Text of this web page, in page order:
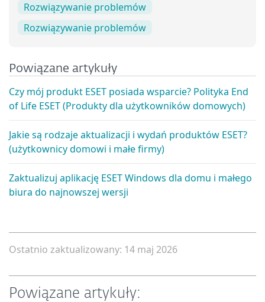
Rozwiązywanie problemów
Rozwiązywanie problemów
Powiązane artykuły
Czy mój produkt ESET posiada wsparcie? Polityka End
of Life ESET (Produkty dla użytkowników domowych)
Jakie są rodzaje aktualizacji i wydań produktów ESET?
(użytkownicy domowi i małe firmy)
Zaktualizuj aplikację ESET Windows dla domu i małego
biura do najnowszej wersji
Ostatnio zaktualizowany: 14 maj 2026
Powiązane artykuły: